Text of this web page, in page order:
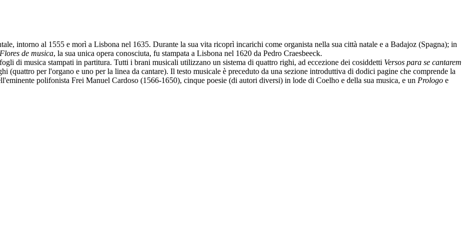
intorno al 1555 e morì a Lisbona nel 1635. Durante la sua vita ricoprì incarichi come organista nella sua città natale e a Badajoz (Spagna); in
Flores de musica, la sua unica opera conosciuta, fu stampata a Lisbona nel 1620 da Pedro Craesbeeck.
di musica stampati in partitura. Tutti i brani musicali utilizzano un sistema di quattro righi, ad eccezione dei cosiddetti Versos para se cantarem
(quattro per l'organo e uno per la linea da cantare). Il testo musicale è preceduto da una sezione introduttiva di dodici pagine che comprende la
polifonista Frei Manuel Cardoso (1566-1650), cinque poesie (di autori diversi) in lode di Coelho e della sua musica, e un Prologo e